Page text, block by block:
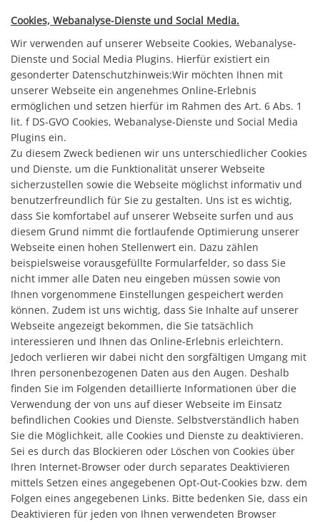
Cookies, Webanalyse-Dienste und Social Media.
Wir verwenden auf unserer Webseite Cookies, Webanalyse-
Dienste und Social Media Plugins. Hierfür existiert ein
gesonderter Datenschutzhinweis:Wir möchten Ihnen mit
unserer Webseite ein angenehmes Online-Erlebnis
ermöglichen und setzen hierfür im Rahmen des Art. 6 Abs. 1
lit. f DS-GVO Cookies, Webanalyse-Dienste und Social Media
Plugins ein.
Zu diesem Zweck bedienen wir uns unterschiedlicher Cookies
und Dienste, um die Funktionalität unserer Webseite
sicherzustellen sowie die Webseite möglichst informativ und
benutzerfreundlich für Sie zu gestalten. Uns ist es wichtig,
dass Sie komfortabel auf unserer Webseite surfen und aus
diesem Grund nimmt die fortlaufende Optimierung unserer
Webseite einen hohen Stellenwert ein. Dazu zählen
beispielsweise vorausgefüllte Formularfelder, so dass Sie
nicht immer alle Daten neu eingeben müssen sowie von
Ihnen vorgenommene Einstellungen gespeichert werden
können. Zudem ist uns wichtig, dass Sie Inhalte auf unserer
Webseite angezeigt bekommen, die Sie tatsächlich
interessieren und Ihnen das Online-Erlebnis erleichtern.
Jedoch verlieren wir dabei nicht den sorgfältigen Umgang mit
Ihren personenbezogenen Daten aus den Augen. Deshalb
finden Sie im Folgenden detaillierte Informationen über die
Verwendung der von uns auf dieser Webseite im Einsatz
befindlichen Cookies und Dienste. Selbstverständlich haben
Sie die Möglichkeit, alle Cookies und Dienste zu deaktivieren.
Sei es durch das Blockieren oder Löschen von Cookies über
Ihren Internet-Browser oder durch separates Deaktivieren
mittels Setzen eines angegebenen Opt-Out-Cookies bzw. dem
Folgen eines angegebenen Links. Bitte bedenken Sie, dass ein
Deaktivieren für jeden von Ihnen verwendeten Browser